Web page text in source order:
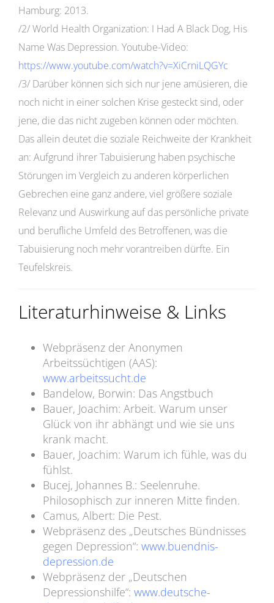
Hamburg: 2013.
/2/ World Health Organization: I Had A Black Dog, His
Name Was Depression. Youtube-Video:
https://www.youtube.com/watch?v=XiCrniLQGYc
/3/ Darüber können sich sich nur jene amüsieren, die
noch nicht in einer solchen Krise gesteckt sind, oder
jene, die das nicht zugeben können oder möchten.
Das allein deutet die soziale Reichweite der Krankheit
an: Aufgrund ihrer Tabuisierung haben psychische
Störungen im Vergleich zu anderen körperlichen
Gebrechen eine ganz andere, viel größere soziale
Relevanz und Auswirkung auf das persönliche private
und berufliche Umfeld des Betroffenen, was die
Tabuisierung noch mehr vorantreiben dürfte. Ein
Teufelskreis.
Literaturhinweise & Links
Webpräsenz der Anonymen
Arbeitssüchtigen (AAS):
www.arbeitssucht.de
Bandelow, Borwin: Das Angstbuch
Bauer, Joachim: Arbeit. Warum unser
Glück von ihr abhängt und wie sie uns
krank macht.
Bauer, Joachim: Warum ich fühle, was du
fühlst.
Bucej, Johannes B.: Seelenruhe.
Philosophisch zur inneren Mitte finden.
Camus, Albert: Die Pest.
Webpräsenz des „Deutsches Bündnisses
gegen Depression“: www.buendnis-
depression.de
Webpräsenz der „Deutschen
Depressionshilfe“: www.deutsche-